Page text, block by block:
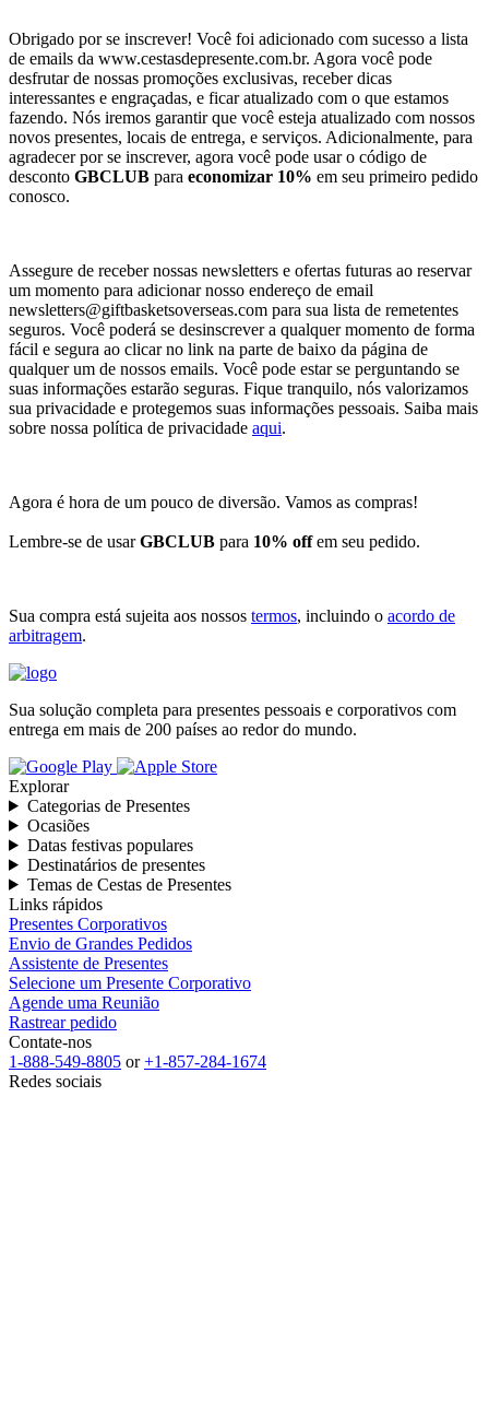
Obrigado por se inscrever! Você foi adicionado com sucesso a lista
de emails da www.cestasdepresente.com.br. Agora você pode
desfrutar de nossas promoções exclusivas, receber dicas
interessantes e engraçadas, e ficar atualizado com o que estamos
fazendo. Nós iremos garantir que você esteja atualizado com nossos
novos presentes, locais de entrega, e serviços. Adicionalmente, para
agradecer por se inscrever, agora você pode usar o código de
desconto GBCLUB para economizar 10% em seu primeiro pedido
conosco.
Assegure de receber nossas newsletters e ofertas futuras ao reservar
um momento para adicionar nosso endereço de email
newsletters@giftbasketsoverseas.com para sua lista de remetentes
seguros. Você poderá se desinscrever a qualquer momento de forma
fácil e segura ao clicar no link na parte de baixo da página de
qualquer um de nossos emails. Você pode estar se perguntando se
suas informações estarão seguras. Fique tranquilo, nós valorizamos
sua privacidade e protegemos suas informações pessoais. Saiba mais
sobre nossa política de privacidade aqui.
Agora é hora de um pouco de diversão. Vamos as compras!
Lembre-se de usarGBCLUB para 10% offem seu pedido.
Sua compra está sujeita aos nossos termos, incluindo o acordo de
arbitragem.
Sua solução completa para presentes pessoais e corporativos com
entrega em mais de 200 países ao redor do mundo.
Explorar
Categorias de Presentes
Ocasiões
Datas festivas populares
Destinatários de presentes
Temas de Cestas de Presentes
Links rápidos
Presentes Corporativos
Envio de Grandes Pedidos
Assistente de Presentes
Selecione um Presente Corporativo
Agende uma Reunião
Rastrear pedido
Contate-nos
1-888-549-8805 or+1-857-284-1674
Redes sociais